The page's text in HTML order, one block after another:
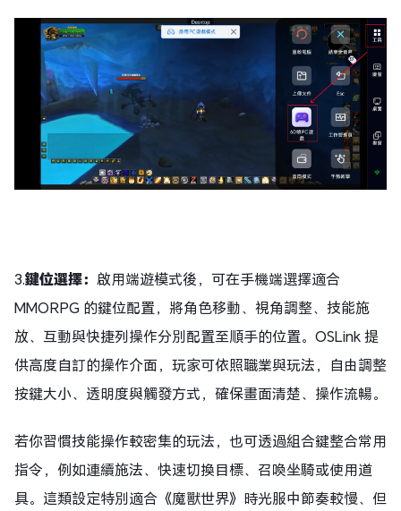
3.鍵位選擇： 啟用端遊模式後，可在手機端選擇適合
MMORPG 的鍵位配置，將角色移動、視角調整、技能施
放、互動與快捷列操作分別配置至順手的位置。OSLink 提
供高度自訂的操作介面，玩家可依照職業與玩法，自由調整
按鍵大小、透明度與觸發方式，確保畫面清楚、操作流暢。
若你習慣技能操作較密集的玩法，也可透過組合鍵整合常用
指令，例如連續施法、快速切換目標、召喚坐騎或使用道
具。這類設定特別適合《魔獸世界》時光服中節奏較慢、但